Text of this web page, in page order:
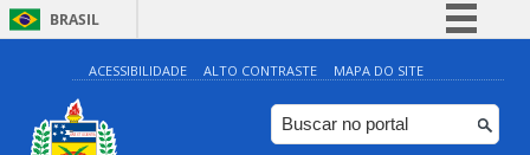
BRASIL
Simplifique!
Comunica BR
Participe
ACESSIBILIDADE ALTO CONTRASTE MAPA DO SITE